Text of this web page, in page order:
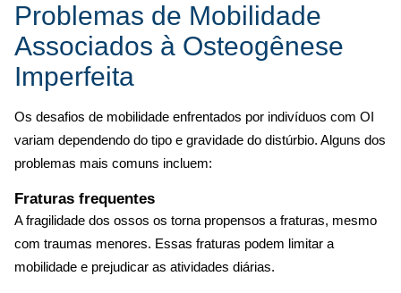
Problemas de Mobilidade
Associados à Osteogênese
Imperfeita
Os desafios de mobilidade enfrentados por indivíduos com OI
variam dependendo do tipo e gravidade do distúrbio. Alguns dos
problemas mais comuns incluem:
Fraturas frequentes
A fragilidade dos ossos os torna propensos a fraturas, mesmo
com traumas menores. Essas fraturas podem limitar a
mobilidade e prejudicar as atividades diárias.